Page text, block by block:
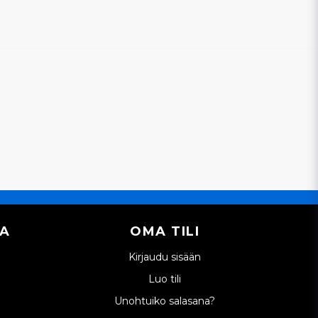
OMA TILI
Kirjaudu sisään
Luo tili
Unohtuiko salasana?